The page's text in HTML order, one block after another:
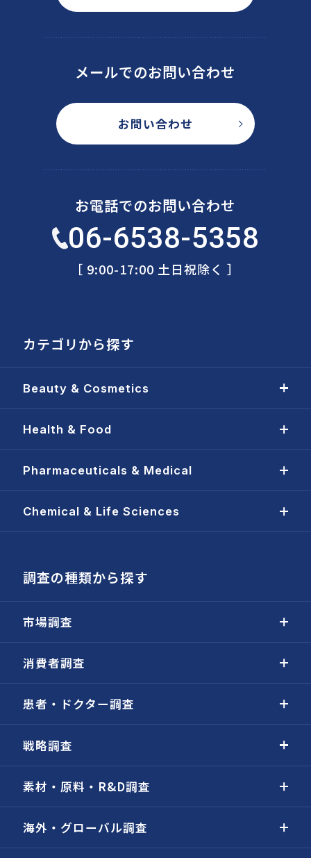
メールでのお問い合わせ
お問い合わせ
お電話でのお問い合わせ
06-6538-5358
［ 9:00-17:00 土日祝除く ］
カテゴリから探す
Beauty & Cosmetics
Health & Food
Pharmaceuticals & Medical
Chemical & Life Sciences
調査の種類から探す
市場調査
消費者調査
患者・ドクター調査
戦略調査
素材・原料・R&D調査
海外・グローバル調査